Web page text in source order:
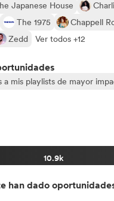
Japanese House
The 1975
Chappell
Zedd Ver todos +12
a mis playlists de mayor
10.9k
han dado